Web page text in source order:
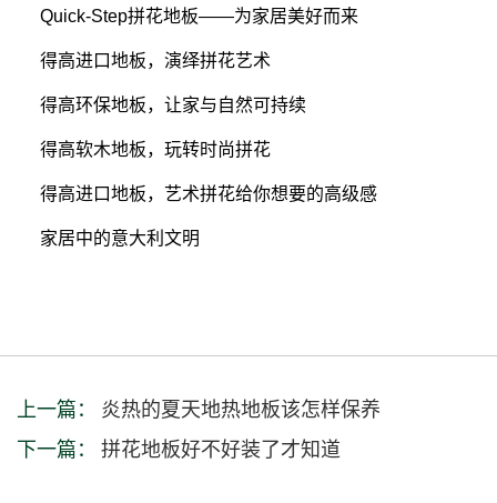
Quick-Step拼花地板——为家居美好而来
得高进口地板，演绎拼花艺术
得高环保地板，让家与自然可持续
得高软木地板，玩转时尚拼花
得高进口地板，艺术拼花给你想要的高级感
家居中的意大利文明
上一篇：
炎热的夏天地热地板该怎样保养
下一篇：
拼花地板好不好装了才知道